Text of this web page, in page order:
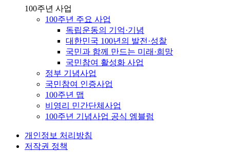
100주년 사업
100주년 주요 사업
독립운동의 기억·기념
대한민국 100년의 발전·성찰
국민과 함께 만드는 미래·희망
국민참여 활성화 사업
정부 기념사업
국민참여 인증사업
100주년 맵
비영리 민간단체사업
100주년 기념사업 공식 엠블럼
개인정보 처리방침
저작권 정책